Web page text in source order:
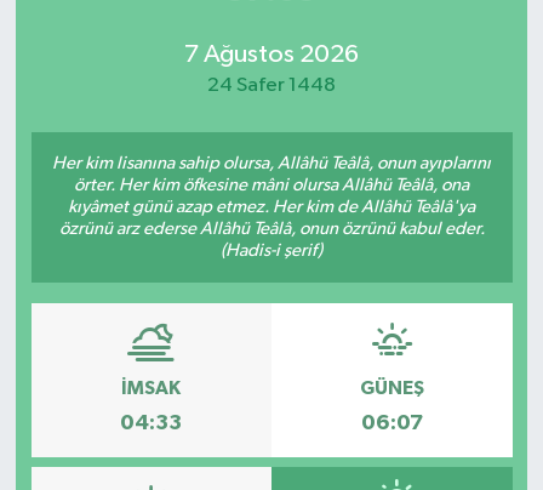
7 Ağustos 2026
24 Safer 1448
Her kim lisanına sahip olursa, Allâhü Teâlâ, onun ayıplarını
örter. Her kim öfkesine mâni olursa Allâhü Teâlâ, ona
kıyâmet günü azap etmez. Her kim de Allâhü Teâlâ'ya
özrünü arz ederse Allâhü Teâlâ, onun özrünü kabul eder.
(Hadis-i şerif)
İMSAK
04:33
GÜNEŞ
06:07
Yaşam